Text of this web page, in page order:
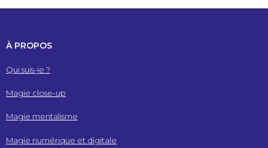
À PROPOS
Qui suis-je ?
Magie close-up
Magie mentalisme
Magie numérique et digitale